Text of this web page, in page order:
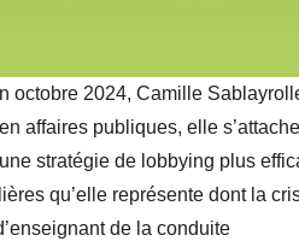
octobre 2024, Camille
affaires publiques, elle
stratégie de lobbying plus
qu’elle représente dont la
de la conduite